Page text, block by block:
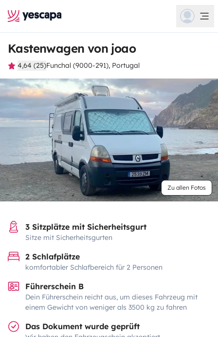
Kastenwagen von joao
4,64 (25)Funchal (9000-291), Portugal
Zu allen Fotos
3 Sitzplätze mit Sicherheitsgurt
Sitze mit Sicherheitsgurten
2 Schlafplätze
komfortabler Schlafbereich für 2 Personen
Führerschein B
Dein Führerschein reicht aus, um dieses Fahrzeug mit
einem Gewicht von weniger als 3500 kg zu fahren
Das Dokument wurde geprüft